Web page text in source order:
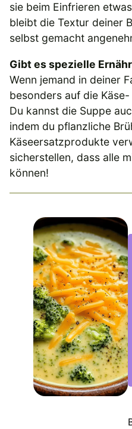
sie beim Einfrieren
bleibt die Textur deiner
selbst gemacht
Gibt es spezielle
Wenn jemand in deiner
besonders auf die
Du kannst die Suppe
indem du pflanzliche
Käseersatzprodukte
sicherstellen, dass alle
können!